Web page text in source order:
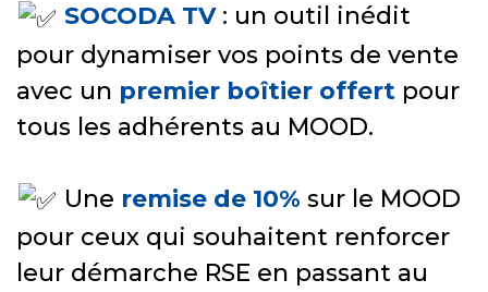
SOCODA TV: un outil inédit
pour dynamiser vos points de vente
avec un premier boîtier offert pour
tous les adhérents au MOOD.
Une remise de 10% sur le MOOD
pour ceux qui souhaitent renforcer
leur démarche RSE en passant au